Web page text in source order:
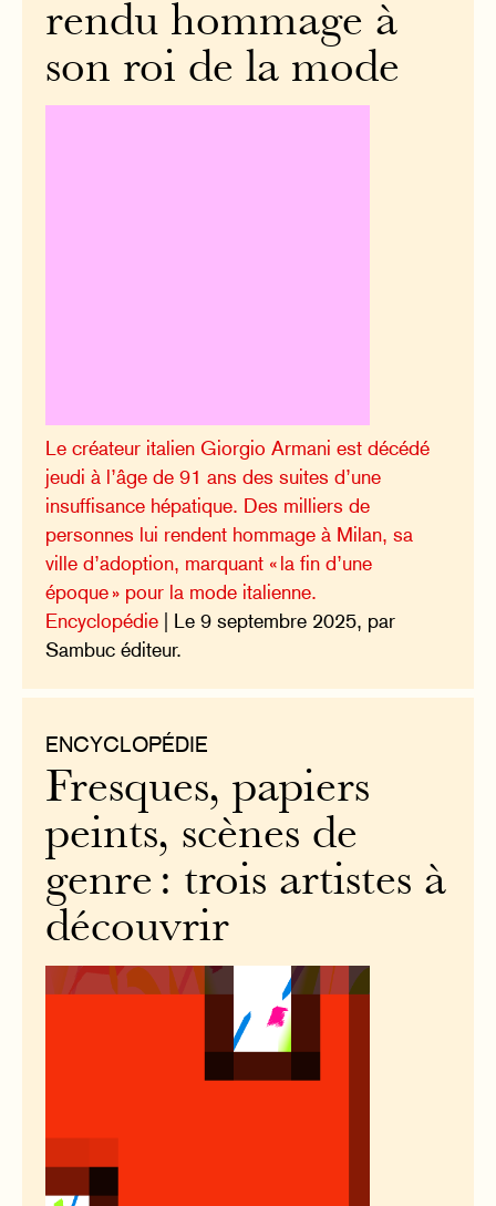
rendu hommage à
son roi de la mode
Le créateur italien Giorgio Armani est décédé
jeudi à l’âge de 91 ans des suites d’une
insuffisance hépatique. Des milliers de
personnes lui rendent hommage à Milan, sa
ville d’adoption, marquant « la fin d’une
époque » pour la mode italienne.
Encyclopédie | Le 9 septembre 2025, par
Sambuc éditeur.
ENCYCLOPÉDIE
Fresques, papiers
peints, scènes de
genre : trois artistes à
découvrir